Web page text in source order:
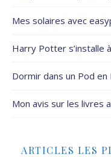
Mes solaires avec
Harry Potter s’installe
Dormir dans un Pod en
Mon avis sur les livres
ARTICLES LES